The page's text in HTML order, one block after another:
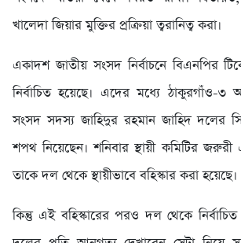
খালেদা জিয়ার মুক্তির প্রক্রিয়া ত্বরানিত্ব করা।
একাদশ জাতীয় সংসদ নির্বাচনে বিএনপির
নির্বাচিত হয়েছে। এদের মধ্যে ঠাকুরগাঁও-৩
সংসদ সদস্য জাহিদুর রহমান জাহিদ দলের
শপথ নিয়েছেন। শনিবার স্থায়ী কমিটির
তাকে দল থেকে স্থায়ীভাবে বহিস্কার করা হয়েছে।
কিন্তু এই বহিস্কারের পরও দল থেকে